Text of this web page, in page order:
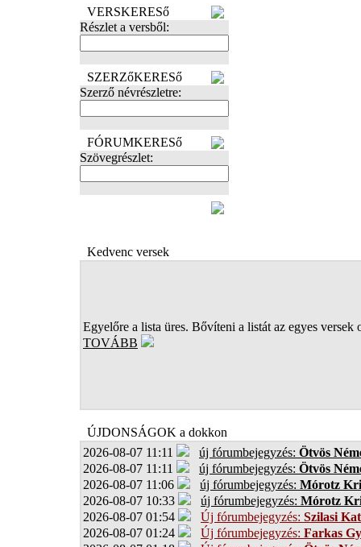
VERSKERESő
Részlet a versből:
SZERZőKERESő
Szerző névrészletre:
FÓRUMKERESő
Szövegrészlet:
Kedvenc versek
Egyelőre a lista üres. Bővíteni a listát az egyes versek
TOVÁBB
ÚJDONSÁGOK a dokkon
2026-08-07 11:11
új fórumbejegyzés: Ötvös
2026-08-07 11:11
új fórumbejegyzés: Ötvös
2026-08-07 11:06
új fórumbejegyzés: Mórotz
2026-08-07 10:33
új fórumbejegyzés: Mórotz
2026-08-07 01:54
Új fórumbejegyzés: Szilasi
2026-08-07 01:24
Új fórumbejegyzés: Farkas